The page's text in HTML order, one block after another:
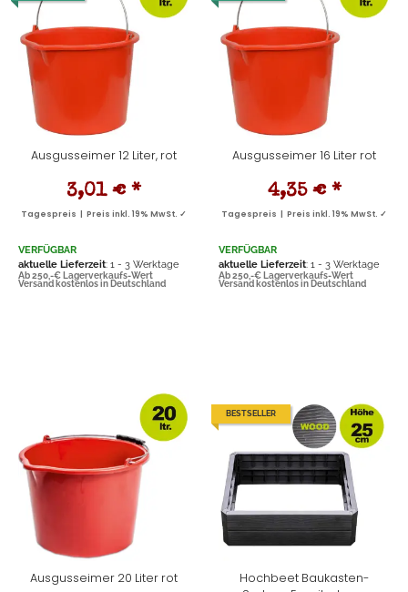
Ausgusseimer 12 Liter, rot
3,01 € *
Tagespreis | Preis inkl. 19% MwSt. ✓
VERFÜGBAR
aktuelle Lieferzeit: 1 - 3 Werktage
Ab 250,-€ Lagerverkaufs-Wert
Versand kostenlos in Deutschland
Ausgusseimer 16 Liter rot
4,35 € *
Tagespreis | Preis inkl. 19% MwSt. ✓
VERFÜGBAR
aktuelle Lieferzeit: 1 - 3 Werktage
Ab 250,-€ Lagerverkaufs-Wert
Versand kostenlos in Deutschland
Ausgusseimer 20 Liter rot
BESTSELLER
Hochbeet Baukasten-